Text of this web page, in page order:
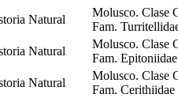
Natural
Molusco. Clase
Fam.
Natural
Molusco. Clase
Fam.
Natural
Molusco. Clase
Fam.